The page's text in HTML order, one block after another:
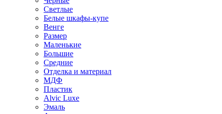
Светлые
Белые шкафы-купе
Венге
Размер
Маленькие
Большие
Средние
Отделка и материал
МДФ
Пластик
Alvic Luxe
Эмаль